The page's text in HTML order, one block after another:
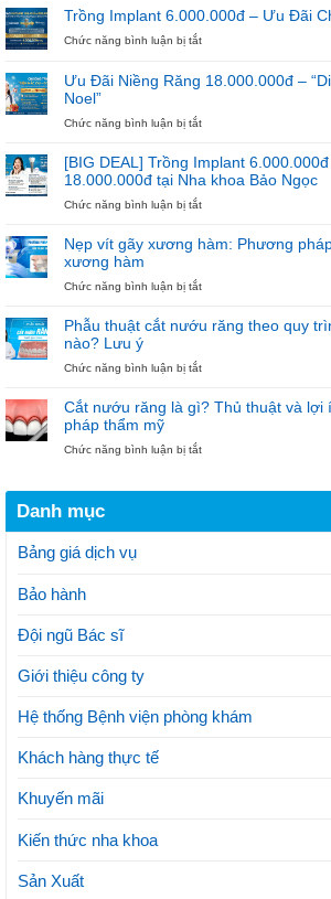
Chưa
Bắt
Đầu
Răng
MỪNG
NGÀY
27/2
NGÀY
VIỆT
Trồng Implant 6.000.000đ – Ưu Đãi
Chức năng bình luận bị tắtở
6.000.000đ
Ưu
Cho
100
Trụ
Đầu
Ưu Đãi Niềng Răng 18.000.000đ –
Noel”
Chức năng bình luận bị tắtở
Niềng
Răng
18.000.000đ
“Diện
–
Noel”
[BIG DEAL] Trồng Implant
18.000.000đ tại Nha khoa Bảo Ngọc
Chức năng bình luận bị tắtở
DEAL]
Trồng
6.000.000đ
Niềng
tại
khoa
Nẹp vít gãy xương hàm: Phương
xương hàm
Chức năng bình luận bị tắtở
gãy
hàm:
pháp
điều
Phẫu thuật cắt nướu răng theo quy
nào? Lưu ý
Chức năng bình luận bị tắtở
thuật
cắt
răng
hiện
Cắt nướu răng là gì? Thủ thuật và lợi
pháp thẩm mỹ
Chức năng bình luận bị tắtở
gì?
mỹ
Danh mục
Bảng giá dịch vụ
Bảo hành
Đội ngũ Bác sĩ
Giới thiệu công ty
Hệ thống Bệnh viện phòng khám
Khách hàng thực tế
Khuyến mãi
Kiến thức nha khoa
Sản Xuất